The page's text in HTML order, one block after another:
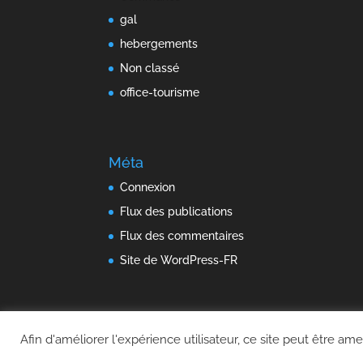
gal
hebergements
Non classé
office-tourisme
Méta
Connexion
Flux des publications
Flux des commentaires
Site de WordPress-FR
© 2010-2026 Votre entreprise
Afin d'améliorer l'expérience utilisateur, ce site peut être